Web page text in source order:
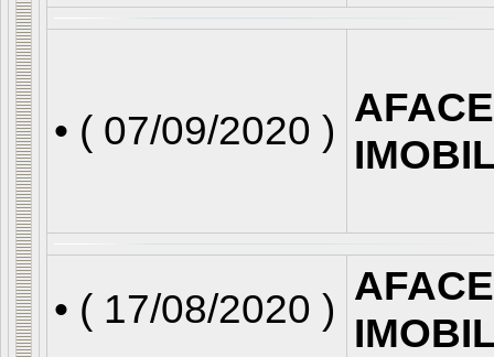
• ( 07/09/2020 )
• ( 17/08/2020 )